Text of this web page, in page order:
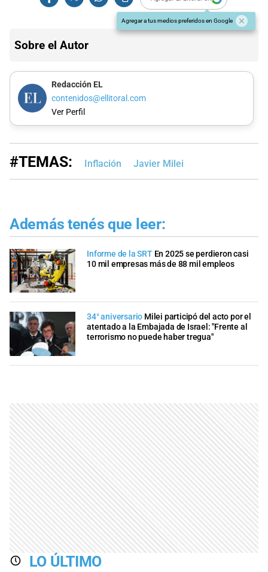
Agregar a tus medios preferidos en Google
Sobre el Autor
Redacción EL
contenidos@ellitoral.com
Ver Perfil
#TEMAS: Inflación Javier Milei
Además tenés que leer:
Informe de la SRT En 2025 se perdieron casi
10 mil empresas más de 88 mil empleos
34° aniversario Milei participó del acto por el
atentado a la Embajada de Israel: "Frente al
terrorismo no puede haber tregua"
LO ÚLTIMO